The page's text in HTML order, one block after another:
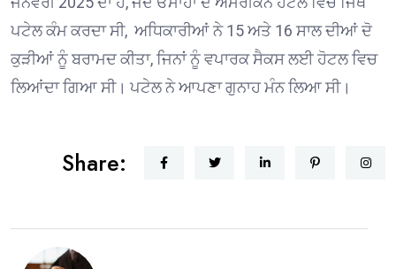
ਪਟੇਲ ਕੰਮ ਕਰਦਾ ਸੀ, ਅਧਿਕਾਰੀਆਂ ਨੇ 15 ਅਤੇ 16 ਸਾਲ ਦੀਆਂ ਦੋ
ਕੁੜੀਆਂ ਨੂੰ ਬਰਾਮਦ ਕੀਤਾ, ਜਿਨਾਂ ਨੂੰ ਵਪਾਰਕ ਸੈਕਸ ਲਈ ਹੋਟਲ ਵਿਚ
ਲਿਆਂਦਾ ਗਿਆ ਸੀ। ਪਟੇਲ ਨੇ ਆਪਣਾ ਗੁਨਾਹ ਮੰਨ ਲਿਆ ਸੀ।
Share: